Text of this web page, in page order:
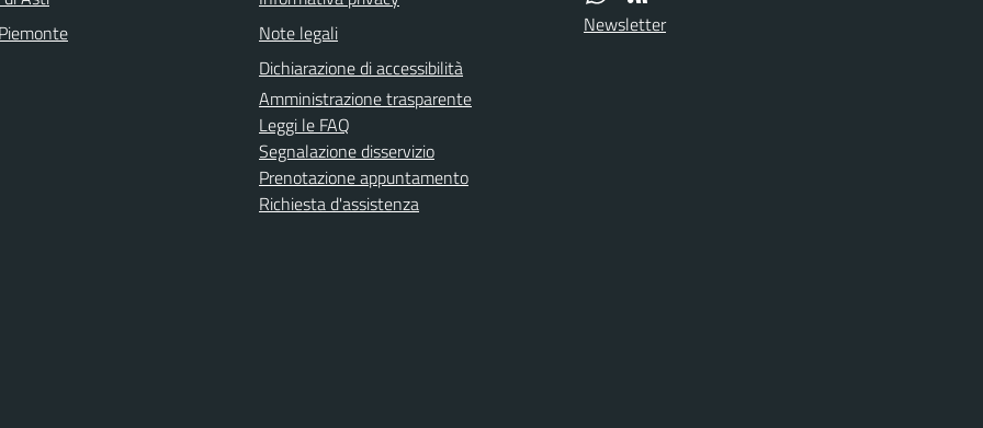
Note legali
Dichiarazione di accessibilità
Amministrazione trasparente
Leggi le FAQ
Segnalazione disservizio
Prenotazione appuntamento
Richiesta d'assistenza
Newsletter